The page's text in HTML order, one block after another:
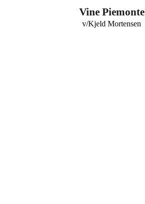
Vine Piemonte
v/Kjeld Mortensen